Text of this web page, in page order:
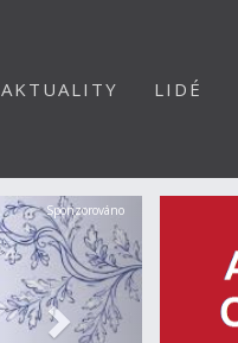
AKTUALITY LIDÉ
Další
Sponzorováno